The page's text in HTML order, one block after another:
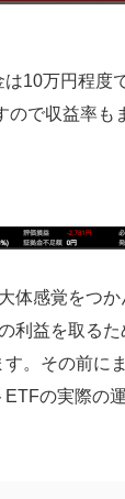
10万円程度
ので収益率も
体感覚をつ
利益を取る
す。その前に
の実際の